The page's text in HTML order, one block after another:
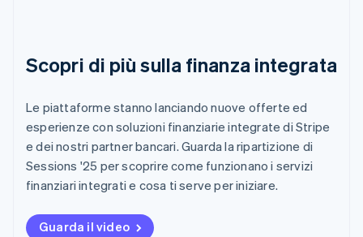
Scopri di più sulla finanza integrata
Le piattaforme stanno lanciando nuove offerte ed
esperienze con soluzioni finanziarie integrate di Stripe
e dei nostri partner bancari. Guarda la ripartizione di
Sessions '25 per scoprire come funzionano i servizi
finanziari integrati e cosa ti serve per iniziare.
Guarda il video